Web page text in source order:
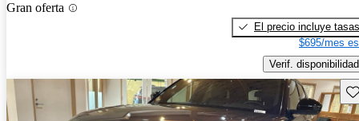
Gran oferta
El precio incluye tasas
$695/mes
Verif. disponibilidad